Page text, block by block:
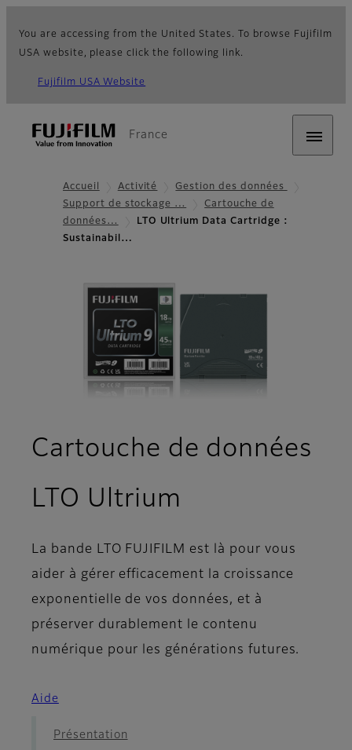
You are accessing from the United States. To browse Fujifilm
USA website, please click the following link.
Fujifilm USA Website
France
Accueil Activité
Gestion des données
Support de stockage …
Cartouche de
données…
LTO Ultrium Data Cartridge :
Sustainabil…
Cartouche de données
LTO Ultrium
La bande LTO FUJIFILM est là pour vous
aider à gérer efficacement la croissance
exponentielle de vos données, et à
préserver durablement le contenu
numérique pour les générations futures.
Aide
Présentation